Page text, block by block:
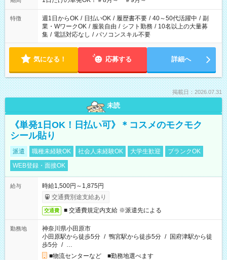
特徴 週1日からOK / 日払いOK / 履歴書不要 / 40～50代活躍中 / 副
業・WワークOK / 服装自由 / シフト勤務 / 10名以上の大量募
集 / 電話対応なし / パソコンスキル不要
気になる！ 応募する 詳細へ
掲載日：2026.07.31
未読
《単発1日OK！日払い可》＊コスメのモクモク
シール貼り
派遣 職種未経験OK 社会人未経験OK 大学生歓迎
ブランクOK
WEB登録・面接OK
給与
時給1,500円～1,875円
交通費別途支給あり
交通費 ■ 交通費規定内支給 ※派遣先による
勤務地
神奈川県小田原市
小田原駅から徒歩5分 / 鴨宮駅から徒歩5分 / 国府津駅から徒
歩5分 / …
■物流センターなど ■勤務地選べます